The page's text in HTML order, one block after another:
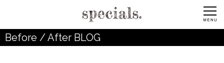
Before / After BLOG